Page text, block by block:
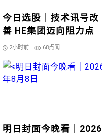
今日选股｜技术讯号改
善 HE集团迈向阻力点
2小时前 68点阅
明日封面今晚看｜2026